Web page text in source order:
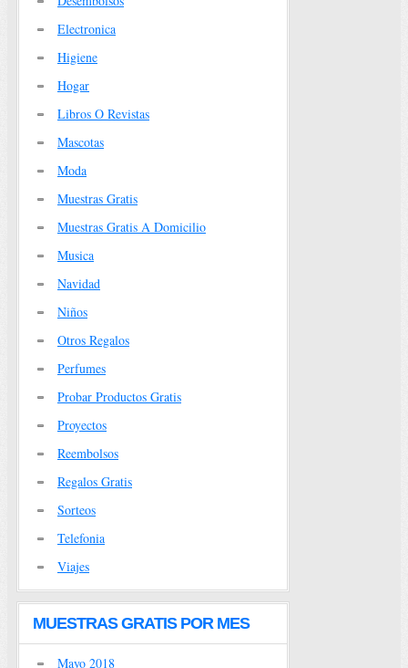
Electronica
Higiene
Hogar
Libros O Revistas
Mascotas
Moda
Muestras Gratis
Muestras Gratis A Domicilio
Musica
Navidad
Niños
Otros Regalos
Perfumes
Probar Productos Gratis
Proyectos
Reembolsos
Regalos Gratis
Sorteos
Telefonia
Viajes
MUESTRAS GRATIS POR MES
Mayo 2018